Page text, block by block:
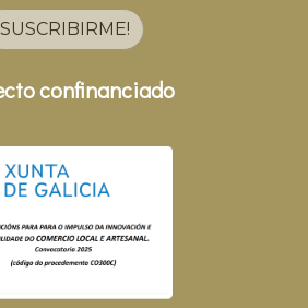
confinanciado